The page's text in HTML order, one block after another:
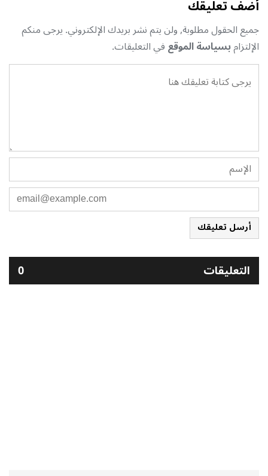
أضف تعليقك
جميع الحقول مطلوبة, ولن يتم نشر بريدك الإلكتروني. يرجى منكم
الإلتزامبسياسة الموقعفي التعليقات.
أرسل تعليقك
التعليقات 0